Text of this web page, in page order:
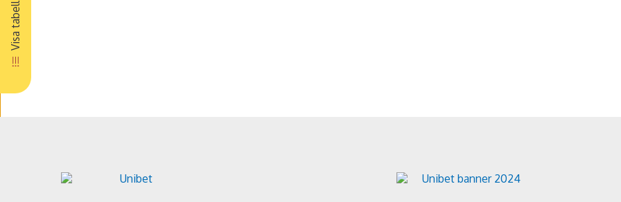
Visa tabell